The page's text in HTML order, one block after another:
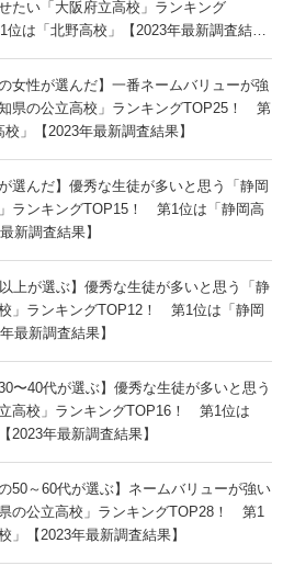
たい「大阪府立高校」ランキング
は「北野高校」【2023年最新調査結
女性が選んだ】一番ネームバリューが強
県の公立高校」ランキングTOP25！ 第
」【2023年最新調査結果】
選んだ】優秀な生徒が多いと思う「静岡
ランキングTOP15！ 第1位は「静岡高
新調査結果】
以上が選ぶ】優秀な生徒が多いと思う「静
」ランキングTOP12！ 第1位は「静岡
最新調査結果】
〜40代が選ぶ】優秀な生徒が多いと思う
立高校」ランキングTOP16！ 第1位は
2023年最新調査結果】
50～60代が選ぶ】ネームバリューが強い
の公立高校」ランキングTOP28！ 第1
」【2023年最新調査結果】